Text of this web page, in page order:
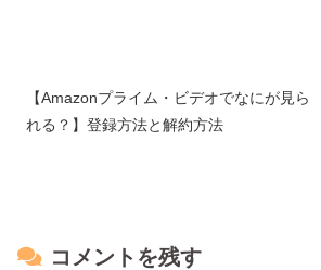
【Amazonプライム・ビデオでなにが見ら
れる？】登録方法と解約方法
コメントを残す